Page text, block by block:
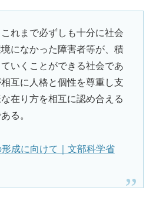
これまで必ずしも十分に社会
になかった障害者等が、積
いくことができる社会であ
互に人格と個性を尊重し支
在り方を相互に認め合える
る。
成に向けて｜文部科学省